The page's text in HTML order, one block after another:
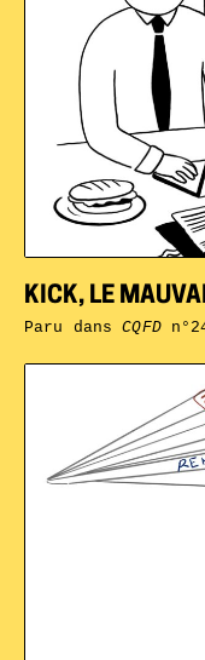
KICK, LE
Paru dansCQFD